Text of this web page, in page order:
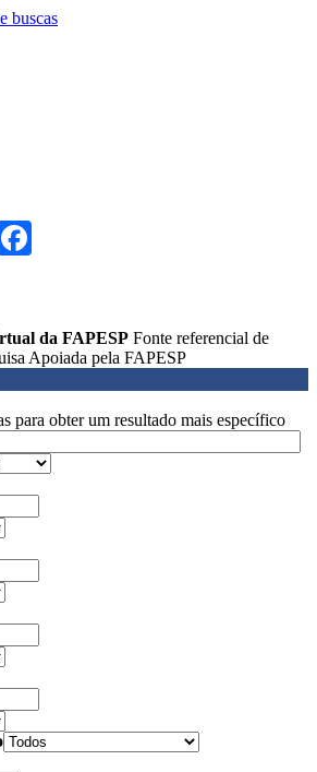
buscas
da FAPESP Fonte referencial de
Apoiada pela FAPESP
para obter um resultado mais específico